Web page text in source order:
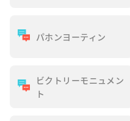
パホンヨーティン
ビクトリーモニュメン
ト